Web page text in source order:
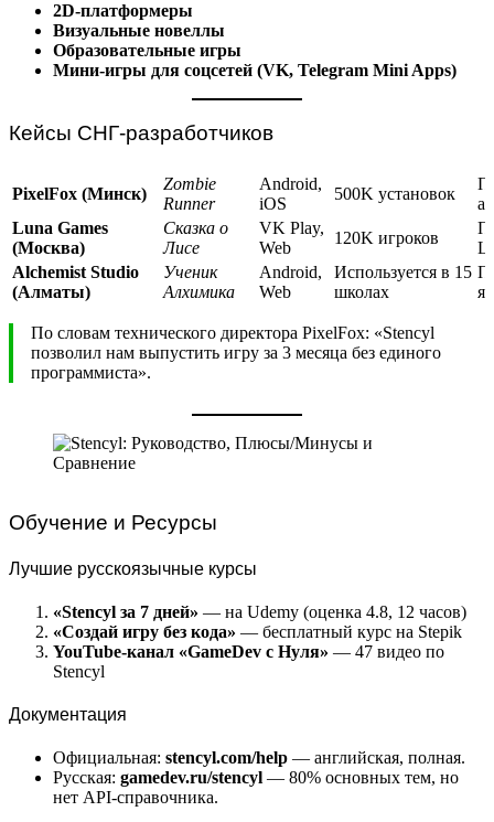
2D-платформеры
Визуальные новеллы
Образовательные игры
Мини-игры для соцсетей (VK, Telegram Mini Apps)
Кейсы СНГ-разработчиков
PixelFox (Минск)
Zombie
Runner
Android,
iOS
500K установок
Luna Games
(Москва)
Сказка о
Лисе
VK Play,
Web
120K игроков
Alchemist Studio
(Алматы)
Ученик
Алхимика
Android,
Web
Используется в 15
школах
По словам технического директора PixelFox: «Stencyl
позволил нам выпустить игру за 3 месяца без единого
программиста».
Обучение и Ресурсы
Лучшие русскоязычные курсы
«Stencyl за 7 дней» — на Udemy (оценка 4.8, 12 часов)
«Создай игру без кода» — бесплатный курс на Stepik
YouTube-канал «GameDev с Нуля» — 47 видео по
Stencyl
Документация
Официальная: stencyl.com/help — английская, полная.
Русская: gamedev.ru/stencyl — 80% основных тем, но
нет API-справочника.